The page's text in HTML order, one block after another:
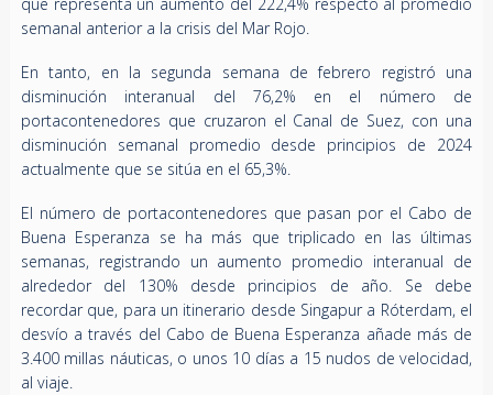
que representa un aumento del 222,4% respecto al promedio
semanal anterior a la crisis del Mar Rojo.
En tanto, en la segunda semana de febrero registró una
disminución interanual del 76,2% en el número de
portacontenedores que cruzaron el Canal de Suez, con una
disminución semanal promedio desde principios de 2024
actualmente que se sitúa en el 65,3%.
El número de portacontenedores que pasan por el Cabo de
Buena Esperanza se ha más que triplicado en las últimas
semanas, registrando un aumento promedio interanual de
alrededor del 130% desde principios de año. Se debe
recordar que, para un itinerario desde Singapur a Róterdam, el
desvío a través del Cabo de Buena Esperanza añade más de
3.400 millas náuticas, o unos 10 días a 15 nudos de velocidad,
al viaje.